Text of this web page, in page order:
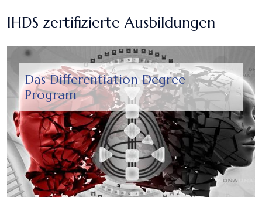
IHDS zertifizierte Ausbildungen
Das Differentiation Degree
Program